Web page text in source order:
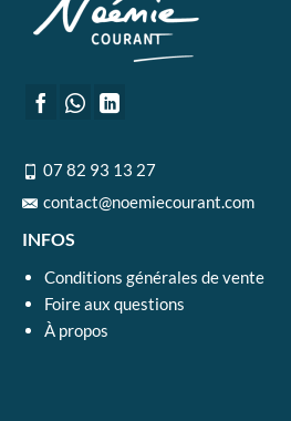
07 82 93 13 27
contact@noemiecourant.com
INFOS
Conditions générales de vente
Foire aux questions
À propos